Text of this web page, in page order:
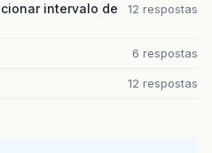
intervalo de
12 respostas
6 respostas
12 respostas